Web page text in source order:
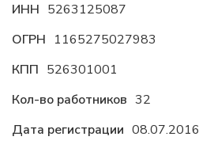
ИНН 5263125087
ОГРН 1165275027983
КПП 526301001
Кол-во работников 32
Дата регистрации 08.07.2016